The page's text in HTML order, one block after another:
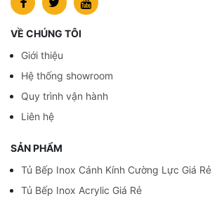
VỀ CHÚNG TÔI
Giới thiệu
Hệ thống showroom
Quy trình vận hành
Liên hệ
SẢN PHẨM
Tủ Bếp Inox Cánh Kính Cường Lực Giá Rẻ
Tủ Bếp Inox Acrylic Giá Rẻ